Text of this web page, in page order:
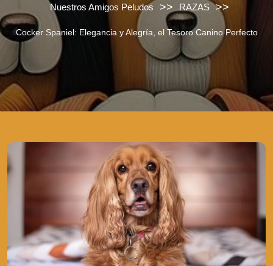
Nuestros Amigos Peludos >> RAZAS >>
Cocker Spaniel: Elegancia y Alegría, el Tesoro Canino Perfecto